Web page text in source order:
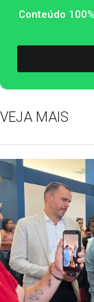
Conteúdo
VEJA MAIS